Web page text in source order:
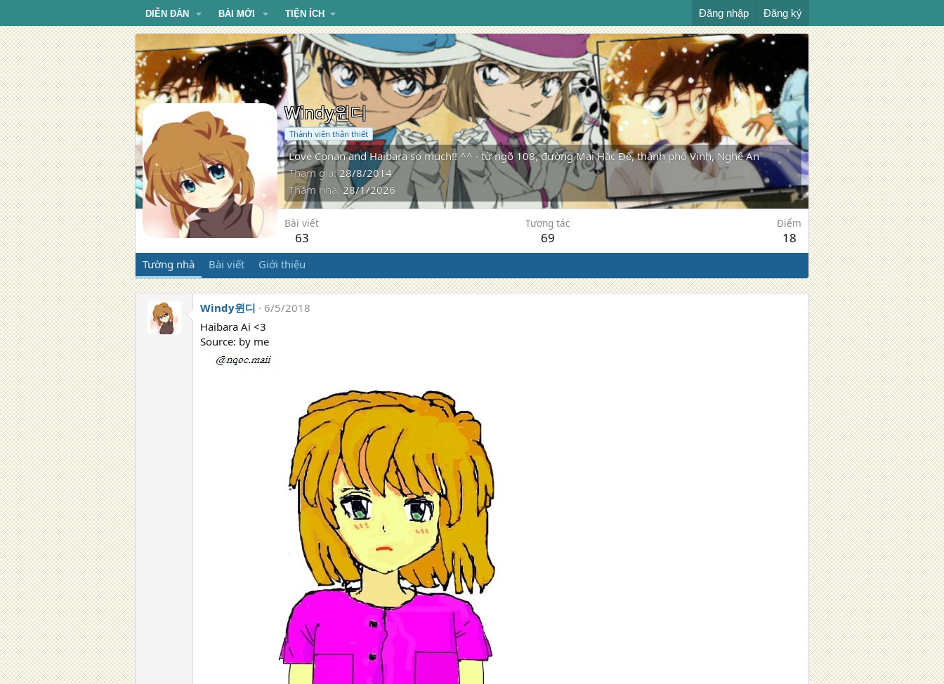
DIỄN ĐÀN BÀI MỚI TIỆN ÍCH Đăng nhập Đăng ký
Windy윈디
Thành viên thân thiết
Love Conan and Haibara so much!! ^^ · từngõ 108, đường Mai Hắc Đế, thành phố Vinh, Nghệ An
Tham gia 28/8/2014
Thăm nhà 28/1/2026
Bài viết
63
Tương tác
69
Điểm
18
Tường nhà Bài viết Giới thiệu
Windy윈디
6/5/2018
Haibara Ai <3
Source: by me